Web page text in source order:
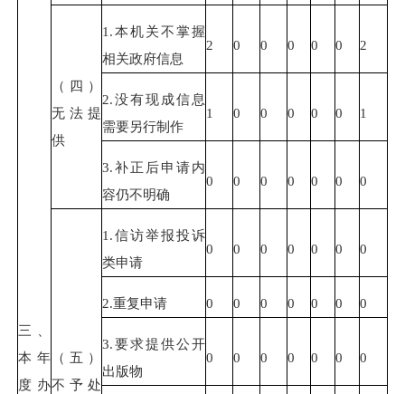
三、
本年
度办
（四）
无法提
供
1.本机关不掌握
相关政府信息
2 0 0 0 0 0 2
2.没有现成信息
需要另行制作
1 0 0 0 0 0 1
3.补正后申请内
容仍不明确
0 0 0 0 0 0 0
（五）
不予处
1.信访举报投诉
类申请
0 0 0 0 0 0 0
2.重复申请 0 0 0 0 0 0 0
3.要求提供公开
出版物
0 0 0 0 0 0 0